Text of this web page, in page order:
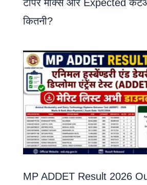
टॉपर मार्क्स और Expected
कितनी?
MP ADDET Result 2026